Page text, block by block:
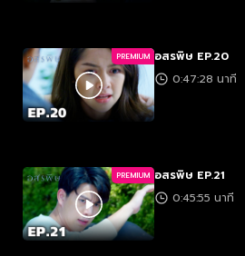
PREMIUM อสรพิษ EP.20
0:47:28 นาที
PREMIUM อสรพิษ EP.21
0:45:55 นาที